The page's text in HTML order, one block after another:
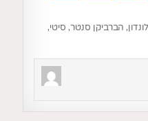
, הברביקן סנטר, סיטי,